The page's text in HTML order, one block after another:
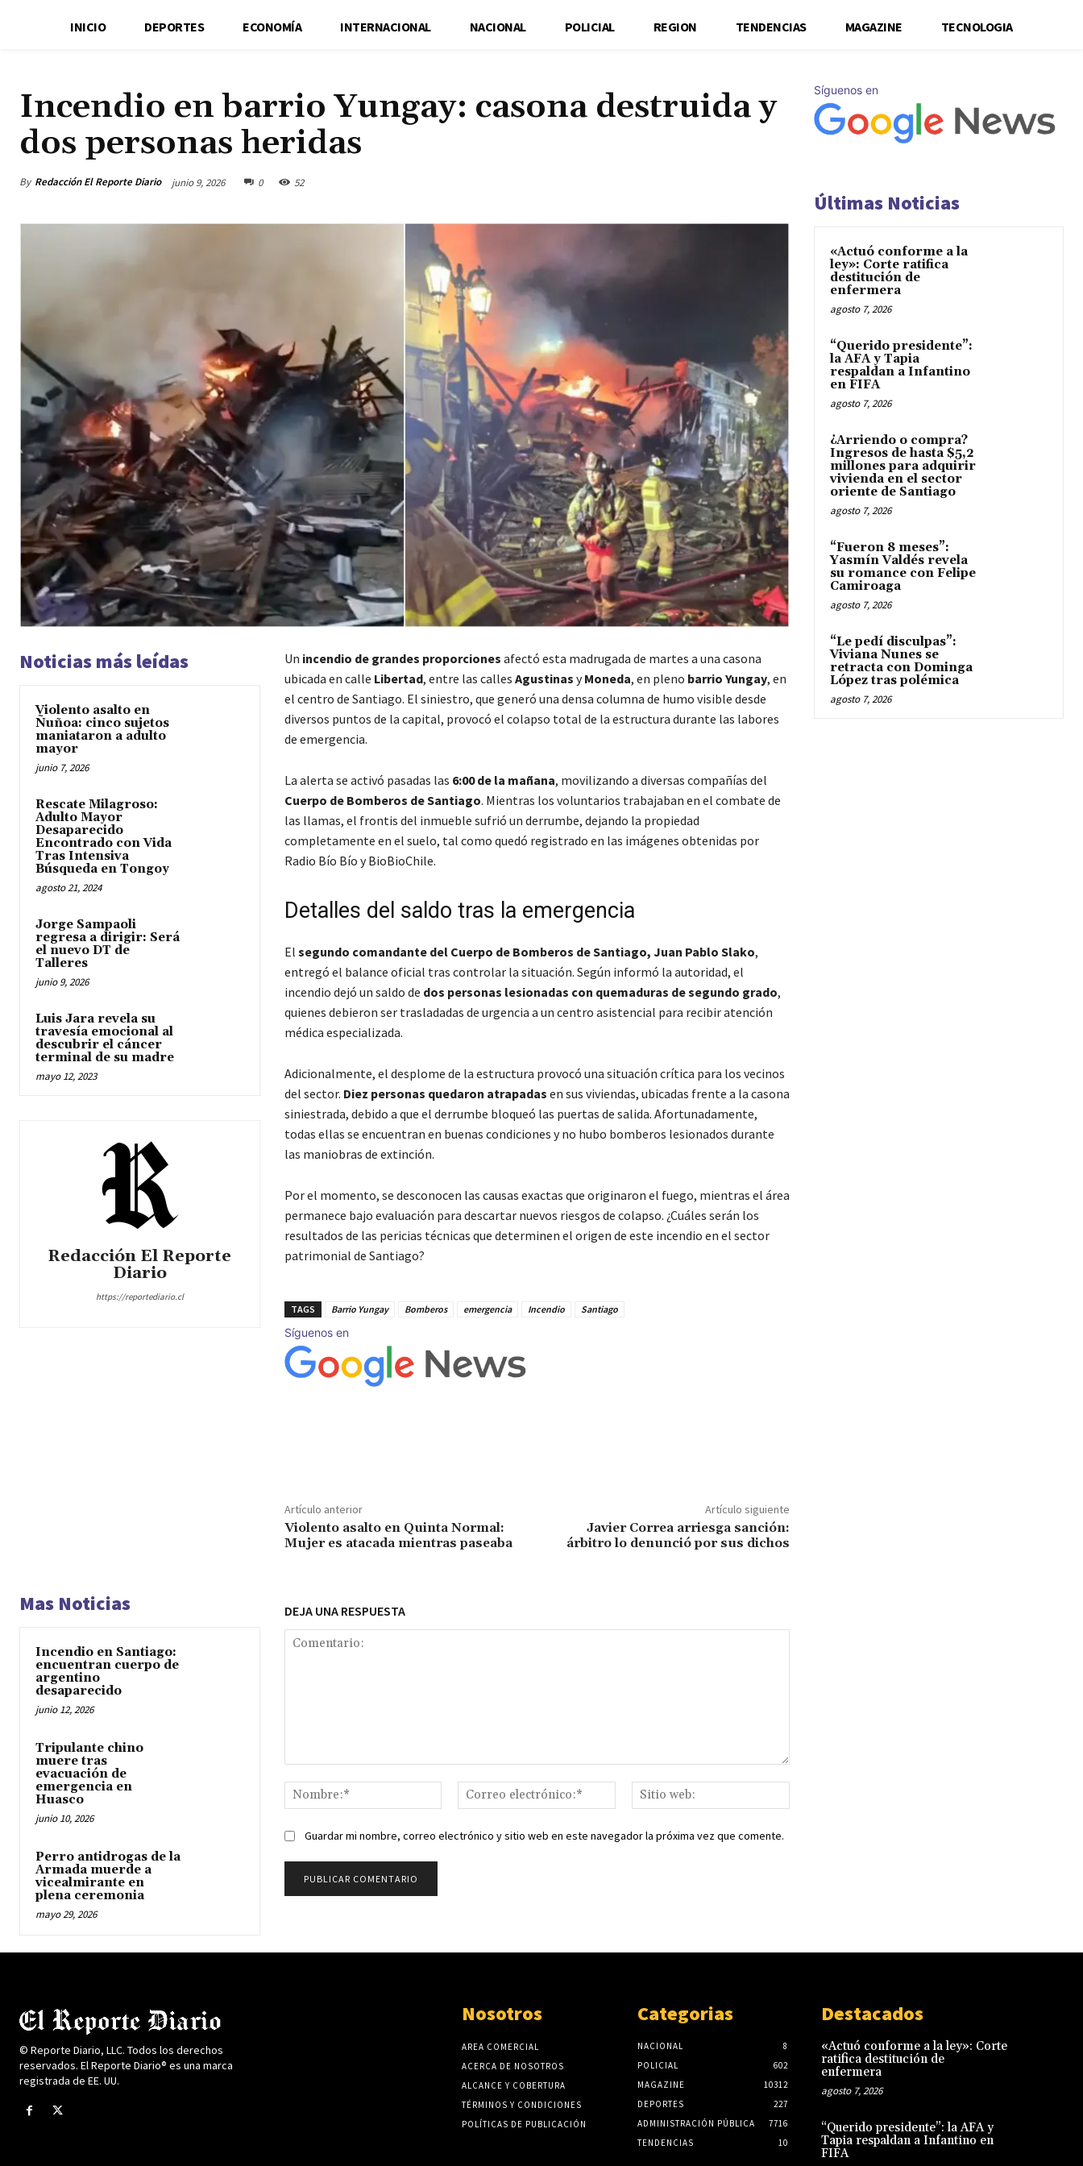
INICIO DEPORTES ECONOMÍA INTERNACIONAL NACIONAL POLICIAL REGION TENDENCIAS MAGAZINE TECNOLOGIA
Incendio en barrio Yungay: casona destruida y
dos personas heridas
By Redacción El Reporte Diario junio 9, 2026 0 52
Noticias más leídas
Violento asalto en
Ñuñoa: cinco sujetos
maniataron a adulto
mayor
junio 7, 2026
Rescate Milagroso:
Adulto Mayor
Desaparecido
Encontrado con Vida
Tras Intensiva
Búsqueda en Tongoy
agosto 21, 2024
Jorge Sampaoli
regresa a dirigir: Será
el nuevo DT de
Talleres
junio 9, 2026
Luis Jara revela su
travesía emocional al
descubrir el cáncer
terminal de su madre
mayo 12, 2023
Redacción El Reporte
Diario
https://reportediario.cl
Un incendio de grandes proporciones afectó esta madrugada de martes a una casona
ubicada en calle Libertad, entre las calles Agustinas yMoneda, en pleno barrio Yungay, en
el centro de Santiago. El siniestro, que generó una densa columna de humo visible desde
diversos puntos de la capital, provocó el colapso total de la estructura durante las labores
de emergencia.
La alerta se activó pasadas las 6:00 de la mañana, movilizando a diversas compañías del
Cuerpo de Bomberos de Santiago. Mientras los voluntarios trabajaban en el combate de
las llamas, el frontis del inmueble sufrió un derrumbe, dejando la propiedad
completamente en el suelo, tal como quedó registrado en las imágenes obtenidas por
Radio Bío Bío y BioBioChile.
Detalles del saldo tras la emergencia
El segundo comandante del Cuerpo de Bomberos de Santiago, Juan Pablo Slako,
entregó el balance oficial tras controlar la situación. Según informó la autoridad, el
incendio dejó un saldo de dos personas lesionadas con quemaduras de segundo grado,
quienes debieron ser trasladadas de urgencia a un centro asistencial para recibir atención
médica especializada.
Adicionalmente, el desplome de la estructura provocó una situación crítica para los vecinos
del sector. Diez personas quedaron atrapadas en sus viviendas, ubicadas frente a la casona
siniestrada, debido a que el derrumbe bloqueó las puertas de salida. Afortunadamente,
todas ellas se encuentran en buenas condiciones y no hubo bomberos lesionados durante
las maniobras de extinción.
Por el momento, se desconocen las causas exactas que originaron el fuego, mientras el área
permanece bajo evaluación para descartar nuevos riesgos de colapso. ¿Cuáles serán los
resultados de las pericias técnicas que determinen el origen de este incendio en el sector
patrimonial de Santiago?
TAGS Barrio Yungay Bomberos emergencia Incendio Santiago
Síguenos en
Artículo anterior
Violento asalto en Quinta Normal:
Mujer es atacada mientras paseaba
Artículo siguiente
Javier Correa arriesga sanción:
árbitro lo denunció por sus dichos
Mas Noticias
Incendio en Santiago:
encuentran cuerpo de
argentino
desaparecido
junio 12, 2026
Tripulante chino
muere tras
evacuación de
emergencia en
Huasco
junio 10, 2026
Perro antidrogas de la
Armada muerde a
vicealmirante en
plena ceremonia
mayo 29, 2026
DEJA UNA RESPUESTA
Nombre:*
Correo
electrónico:*
web:
Guardar mi nombre, correo electrónico y sitio web en este navegador la próxima vez que comente.
Síguenos en
Últimas Noticias
«Actuó conforme a la
ley»: Corte ratifica
destitución de
enfermera
agosto 7, 2026
“Querido presidente”:
la AFA y Tapia
respaldan a Infantino
en FIFA
agosto 7, 2026
¿Arriendo o compra?
Ingresos de hasta $5,2
millones para adquirir
vivienda en el sector
oriente de Santiago
agosto 7, 2026
“Fueron 8 meses”:
Yasmín Valdés revela
su romance con Felipe
Camiroaga
agosto 7, 2026
“Le pedí disculpas”:
Viviana Nunes se
retracta con Dominga
López tras polémica
agosto 7, 2026
© Reporte Diario, LLC. Todos los derechos
reservados. El Reporte Diario® es una marca
registrada de EE. UU.
Nosotros
AREA COMERCIAL
ACERCA DE NOSOTROS
ALCANCE Y COBERTURA
TÉRMINOS Y CONDICIONES
POLÍTICAS DE PUBLICACIÓN
Categorias
NACIONAL
8
POLICIAL
602
MAGAZINE
10312
DEPORTES
227
ADMINISTRACIÓN PÚBLICA
7716
TENDENCIAS
10
Destacados
«Actuó conforme a la ley»: Corte
ratifica destitución de
enfermera
agosto 7, 2026
“Querido presidente”: la AFA y
Tapia respaldan a Infantino en
FIFA